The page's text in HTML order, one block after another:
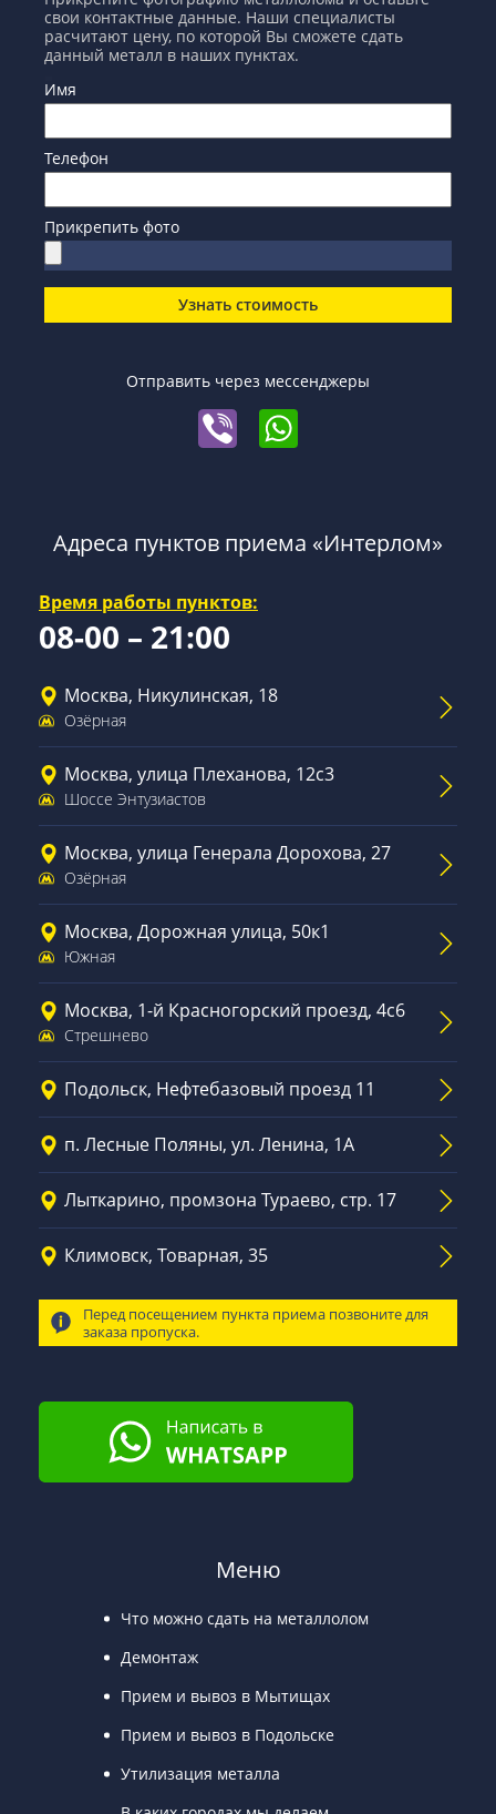
свои контактные данные. Наши специалисты
расчитают цену, по которой Вы сможете сдать
данный металл в наших пунктах.
Имя
Телефон
Прикрепить фото
Узнать стоимость
Отправить через мессенджеры
Адреса пунктов приема «Интерлом»
Время работы пунктов:
08-00 – 21:00
Москва, Никулинская, 18
Озёрная
Москва, улица Плеханова, 12с3
Шоссе Энтузиастов
Москва, улица Генерала Дорохова, 27
Озёрная
Москва, Дорожная улица, 50к1
Южная
Москва, 1-й Красногорский проезд, 4с6
Стрешнево
Подольск, Нефтебазовый проезд 11
п. Лесные Поляны, ул. Ленина, 1А
Лыткарино, промзона Тураево, стр. 17
Климовск, Товарная, 35
Перед посещением пункта приема позвоните для
заказа пропуска.
Меню
Что можно сдать на металлолом
Демонтаж
Прием и вывоз в Мытищах
Прием и вывоз в Подольске
Утилизация металла